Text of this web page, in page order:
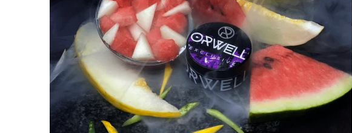
Акции
Укр Рус